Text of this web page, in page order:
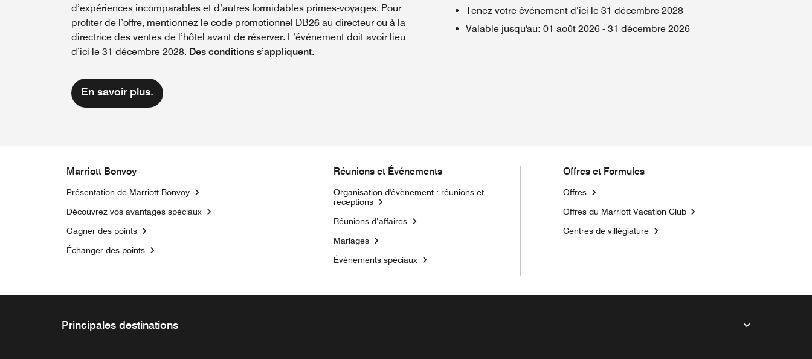
d’expériences incomparables et d’autres formidables primes-voyages. Pour
profiter de l’offre, mentionnez le code promotionnel DB26 au directeur ou à la
directrice des ventes de l’hôtel avant de réserver. L’événement doit avoir lieu
d’ici le 31 décembre 2028. Des conditions s’appliquent.
En savoir plus.
Tenez votre événement d’ici le 31 décembre 2028
Valable jusqu'au: 01 août 2026 - 31 décembre 2026
Marriott Bonvoy
Présentation de Marriott Bonvoy
Découvrez vos avantages spéciaux
Gagner des points
Échanger des points
Réunions et Événements
Organisation d'évènement : réunions et
receptions
Réunions d’affaires
Mariages
Événements spéciaux
Offres et Formules
Offres
Offres du Marriott Vacation ClubOpens a new window
Centres de villégiature
Principales destinations